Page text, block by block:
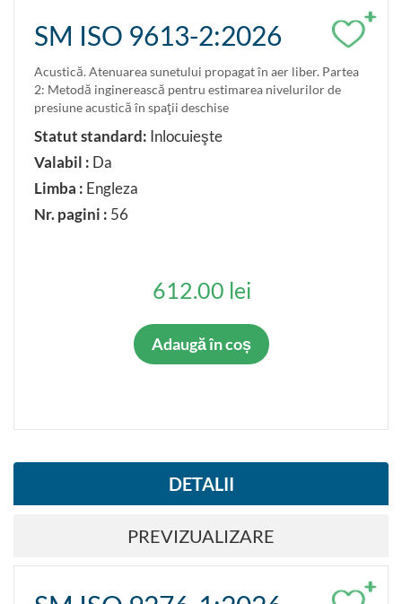
+
SM ISO 9613-2:2026
Acustică. Atenuarea sunetului propagat în aer liber. Partea
2: Metodă inginerească pentru estimarea nivelurilor de
presiune acustică în spaţii deschise
Statut standard: Inlocuieşte
Valabil : Da
Limba : Engleza
Nr. pagini : 56
612.00 lei
Adaugă în coș
DETALII
PREVIZUALIZARE
+